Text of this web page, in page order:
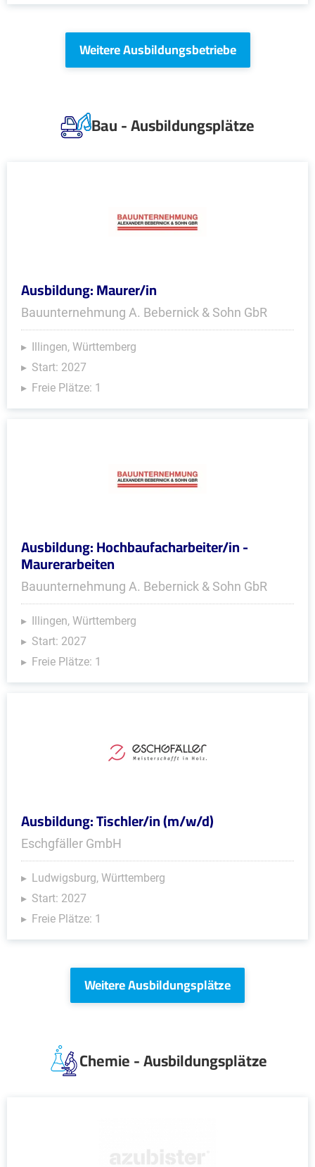
Weitere Ausbildungsbetriebe
Bau - Ausbildungsplätze
Ausbildung: Maurer/in
Bauunternehmung A. Bebernick & Sohn GbR
Illingen, Württemberg
Start: 2027
Freie Plätze: 1
Ausbildung: Hochbaufacharbeiter/in -
Maurerarbeiten
Bauunternehmung A. Bebernick & Sohn GbR
Illingen, Württemberg
Start: 2027
Freie Plätze: 1
Ausbildung: Tischler/in (m/w/d)
Eschgfäller GmbH
Ludwigsburg, Württemberg
Start: 2027
Freie Plätze: 1
Weitere Ausbildungsplätze
Chemie - Ausbildungsplätze